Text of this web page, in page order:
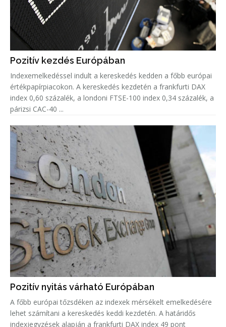
Pozitív kezdés Európában
Indexemelkedéssel indult a kereskedés kedden a főbb európai
értékpapírpiacokon. A kereskedés kezdetén a frankfurti DAX
index 0,60 százalék, a londoni FTSE-100 index 0,34 százalék, a
párizsi CAC-40 ...
Pozitív nyitás várható Európában
A főbb európai tőzsdéken az indexek mérsékelt emelkedésére
lehet számítani a kereskedés keddi kezdetén. A határidős
indexjegyzések alapján a frankfurti DAX index 49 pont